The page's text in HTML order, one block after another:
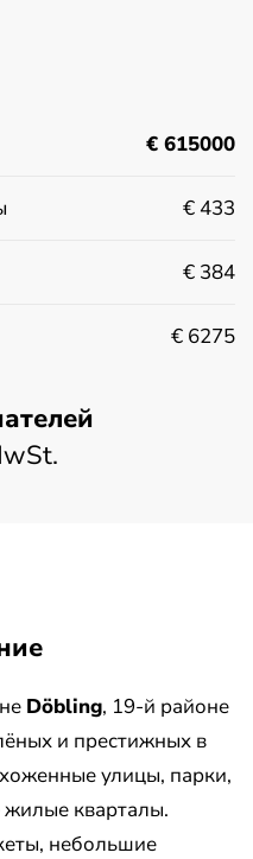
€ 615000
€ 433
€ 384
€ 6275
Döbling, 19-й районе
и престижных в
улицы, парки,
кварталы.
небольшие